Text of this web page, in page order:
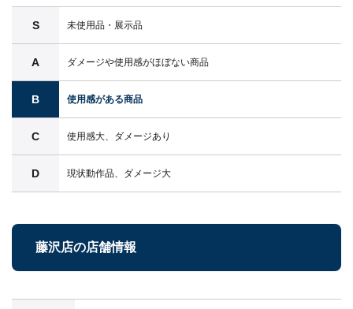
S 未使用品・展示品
A ダメージや使用感がほぼない商品
B 使用感がある商品
C 使用感大、ダメージあり
D 現状動作品、ダメージ大
藤沢店の店舗情報